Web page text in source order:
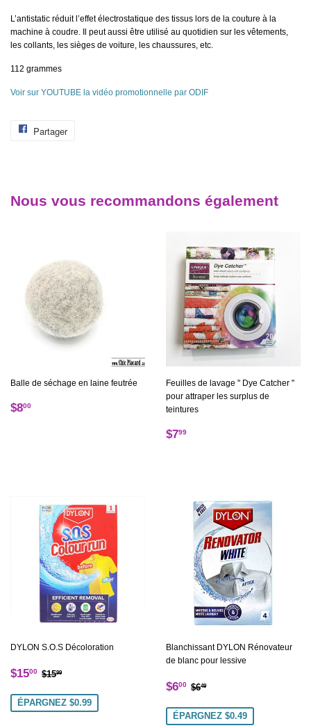
L’antistatic réduit l’effet électrostatique des tissus lors de la couture à la
machine à coudre. Il peut aussi être utilisé au quotidien sur les vêtements,
les collants, les sièges de voiture, les chaussures, etc.
112 grammes
Voir sur YOUTUBE la vidéo promotionnelle par ODIF
Partager
Nous vous recommandons également
Balle de séchage en laine feutrée
Prix
$800
Feuilles de lavage " Dye Catcher "
pour attraper les surplus de
teintures
Prix
$799
DYLON S.O.S Décoloration
Prix
$1500 $15.00
Prix régulier
$1599$15.99
ÉPARGNEZ $0.99
Blanchissant DYLON Rénovateur
de blanc pour lessive
Prix
$600 $6.00
Prix régulier
$649$6.49
ÉPARGNEZ $0.49